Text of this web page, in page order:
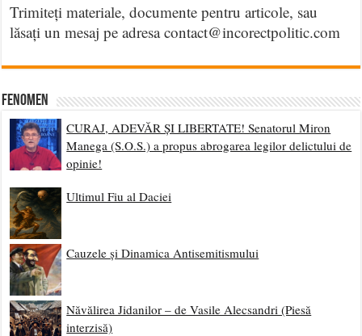
Trimiteți materiale, documente pentru articole, sau
lăsați un mesaj pe adresa contact@incorectpolitic.com
Fenomen
CURAJ, ADEVĂR ȘI LIBERTATE! Senatorul Miron
Manega (S.O.S.) a propus abrogarea legilor delictului de
opinie!
Ultimul Fiu al Daciei
Cauzele și Dinamica Antisemitismului
Năvălirea Jidanilor – de Vasile Alecsandri (Piesă
interzisă)